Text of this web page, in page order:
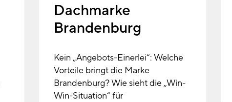
Dachmarke
Brandenburg
Kein „Angebots-Einerlei“: Welche
Vorteile bringt die Marke
Brandenburg? Wie sieht die „Win-
Win-Situation“ für